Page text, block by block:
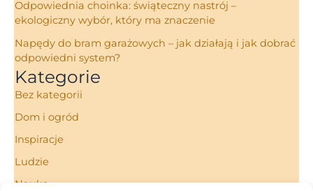
Odpowiednia choinka: świąteczny nastrój –
ekologiczny wybór, który ma znaczenie
Napędy do bram garażowych – jak działają i jak dobrać
odpowiedni system?
Kategorie
Bez kategorii
Dom i ogród
Inspiracje
Ludzie
Nauka